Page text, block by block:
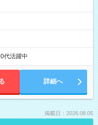
代活躍中
詳細へ
掲載日：2026.08.05